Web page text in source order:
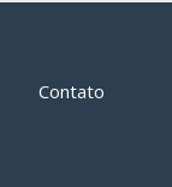
Contato